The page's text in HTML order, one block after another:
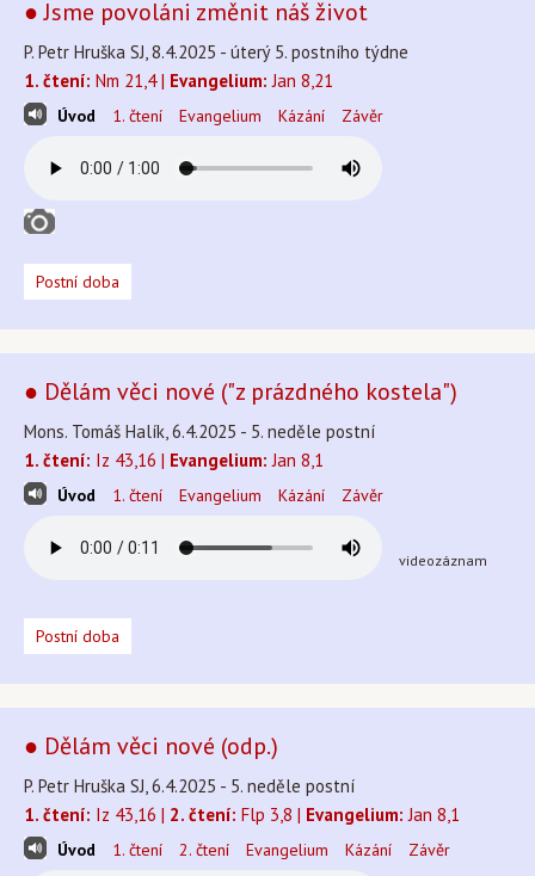
● Jsme povoláni změnit náš život
P. Petr Hruška SJ, 8.4.2025 - úterý 5. postního týdne
1. čtení: Nm 21,4 | Evangelium: Jan 8,21
Úvod 1. čtení Evangelium Kázání Závěr
Postní doba
● Dělám věci nové ("z prázdného kostela")
Mons. Tomáš Halík, 6.4.2025 - 5. neděle postní
1. čtení: Iz 43,16 | Evangelium: Jan 8,1
Úvod 1. čtení Evangelium Kázání Závěr
videozáznam
Postní doba
● Dělám věci nové (odp.)
P. Petr Hruška SJ, 6.4.2025 - 5. neděle postní
1. čtení: Iz 43,16 | 2. čtení: Flp 3,8 | Evangelium: Jan 8,1
Úvod 1. čtení 2. čtení Evangelium Kázání Závěr